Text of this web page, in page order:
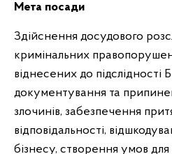
Мета посади
Здійснення досудового
кримінальних
віднесених до підслідності
документування та
злочинів, забезпечення
відповідальності,
бізнесу, створення умов